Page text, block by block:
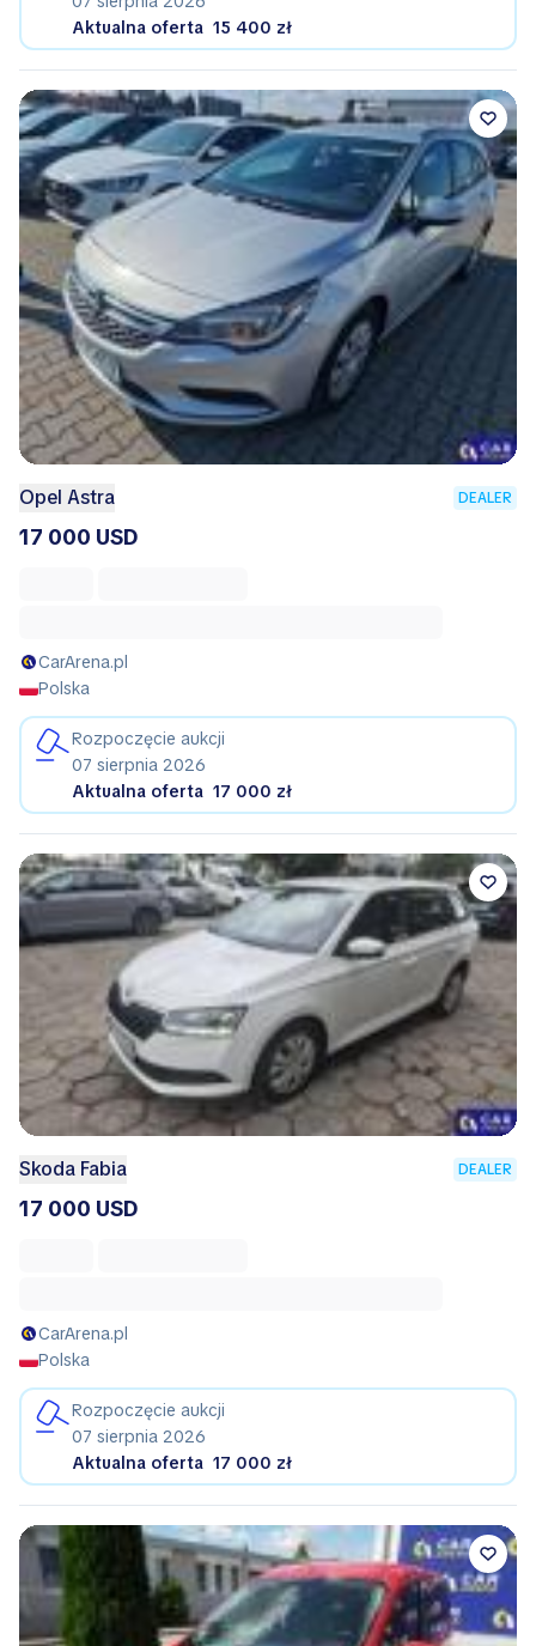
Aktualna oferta 15 400 zł
Opel Astra DEALER
17 000 USD
CarArena.pl
Polska
Rozpoczęcie aukcji
07 sierpnia 2026
Aktualna oferta 17 000 zł
Skoda Fabia DEALER
17 000 USD
CarArena.pl
Polska
Rozpoczęcie aukcji
07 sierpnia 2026
Aktualna oferta 17 000 zł